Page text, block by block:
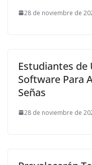
28 de noviembre de
Estudiantes de
Software Para
Señas
28 de noviembre de